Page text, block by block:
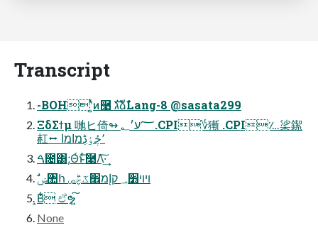
Transcript
-BOHʹ͍ͭͯͷ࿩ גࣜձࣾLang-8 @sasata299
ΞδΣϯμ 哋ヒ倚↬ ؅ע׳؂.CPI؇獑 .CPI؊桬䥛
䞑⭤ ٬چٔٶڋמاמا
ࠓ೔͸;Θͬͱͨ͠࿩Λ͠·͢
ࣗݾ঺հ ױױ׻؀ קإמ׮ػچًٞص
͔Β͋͛ ඒຯ͍͠
None